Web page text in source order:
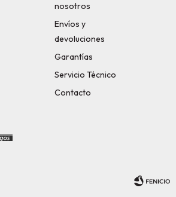
nosotros
Envíos y
devoluciones
Garantías
Servicio Técnico
Contacto